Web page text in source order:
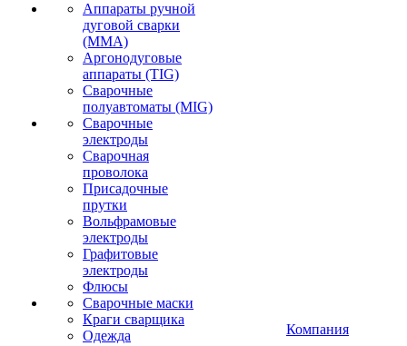
Аппараты ручной
дуговой сварки
(MMA)
Аргонодуговые
аппараты (TIG)
Сварочные
полуавтоматы (MIG)
Сварочные
электроды
Сварочная
проволока
Присадочные
прутки
Вольфрамовые
электроды
Графитовые
электроды
Флюсы
Сварочные маски
Краги сварщика
Одежда
Компания